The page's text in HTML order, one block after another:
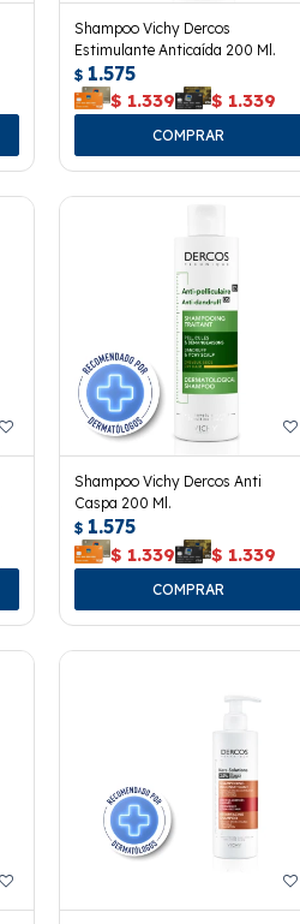
Shampoo Vichy Dercos
Estimulante Anticaída 200 Ml.
$ 1.575
$ 1.339 $ 1.339
Shampoo Vichy Dercos Anti
Caspa 200 Ml.
$ 1.575
$ 1.339 $ 1.339